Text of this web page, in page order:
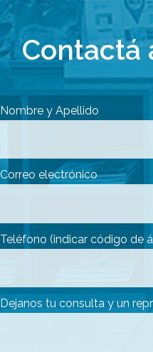
Contactá
Nombre y Apellido
Correo electrónico
Teléfono (indicar código de
Dejanos tu consulta y un